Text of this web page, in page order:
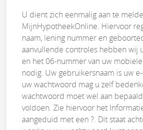
U dient zich eenmalig aan te
MijnHypotheekOnline. Hiervoor
naam, lening nummer en
aanvullende controles hebben wij
en het 06-nummer van uw
nodig. Uw gebruikersnaam is uw
uw wachtwoord mag u zelf
wachtwoord moet wel aan
voldoen. Zie hiervoor het
aangeduid met een ?. Dit staat